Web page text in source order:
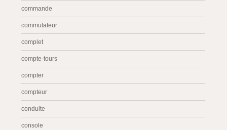
commande
commutateur
complet
compte-tours
compter
compteur
conduite
console